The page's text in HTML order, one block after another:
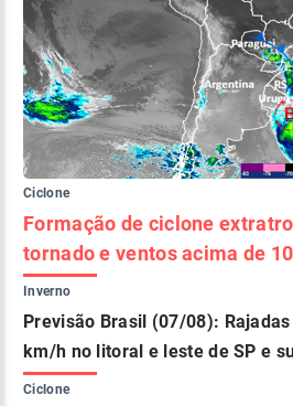
Ciclone
Formação de ciclone
tornado e ventos acima de
Inverno
Previsão Brasil (07/08):
km/h no litoral e leste de SP e
Ciclone